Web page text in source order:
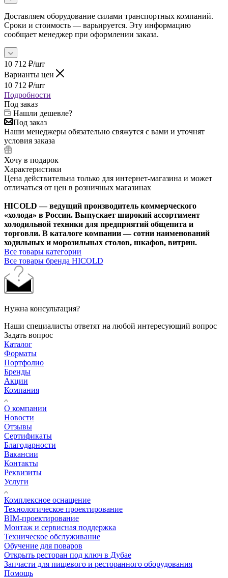
Доставляем оборудование силами транспортных компаний.
Сроки и стоимость — варьируется. Эту информацию
сообщает менеджер при оформлении заказа.
10 712 ₽/шт
Варианты цен
10 712 ₽/шт
Подробности
Под заказ
Нашли дешевле?
Под заказ
Наши менеджеры обязательно свяжутся с вами и уточнят
условия заказа
Хочу в подарок
Характеристики
Цена действительна только для интернет-магазина и может
отличаться от цен в розничных магазинах
HICOLD — ведущий производитель коммерческого
«холода» в России. Выпускает широкий ассортимент
холодильной техники для предприятий общепита и
торговли. В каталоге компании — сотни наименований
ходильных и морозильных столов, шкафов, витрин.
Все товары категории
Все товары бренда HICOLD
Нужна консультация?
Наши специалисты ответят на любой интересующий вопрос
Задать вопрос
Каталог
Форматы
Портфолио
Бренды
Акции
Компания
О компании
Новости
Отзывы
Сертификаты
Благодарности
Вакансии
Контакты
Реквизиты
Услуги
Комплексное оснащение
Технологическое проектирование
BIM-проектирование
Монтаж и сервисная поддержка
Техническое обслуживание
Обучение для поваров
Открыть ресторан под ключ в Дубае
Запчасти для пищевого и ресторанного оборудования
Помощь